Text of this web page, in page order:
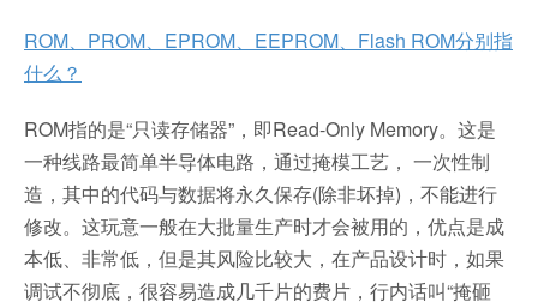
ROM、PROM、EPROM、EEPROM、Flash ROM分别指
什么？
ROM指的是“只读存储器”，即Read-Only Memory。这是
一种线路最简单半导体电路，通过掩模工艺， 一次性制
造，其中的代码与数据将永久保存(除非坏掉)，不能进行
修改。这玩意一般在大批量生产时才会被用的，优点是成
本低、非常低，但是其风险比较大，在产品设计时，如果
调试不彻底，很容易造成几千片的费片，行内话叫“掩砸